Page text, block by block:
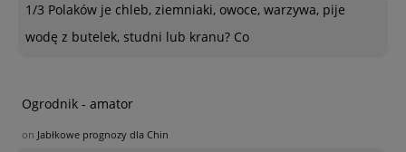
1/3 Polaków je chleb, ziemniaki, owoce, warzywa, pije
wodę z butelek, studni lub kranu? Co
Ogrodnik - amator
on Jabłkowe prognozy dla Chin